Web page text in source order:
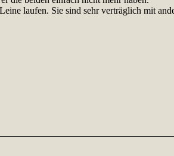
laufen. Sie sind sehr verträglich mit